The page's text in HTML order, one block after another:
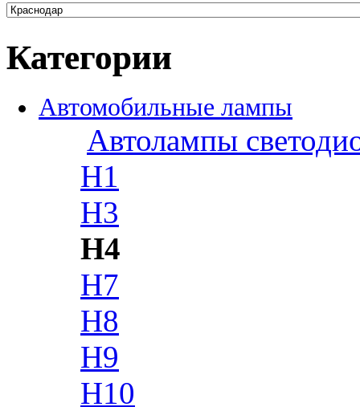
Категории
Автомобильные лампы
Автолампы
H1
H3
H4
H7
H8
H9
H10